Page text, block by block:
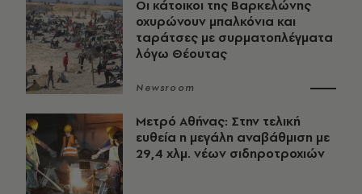
Οι κάτοικοι της Βαρκελώνης
οχυρώνουν μπαλκόνια και
ταράτσες με συρματοπλέγματα
λόγω Θέουτας
Newsroom
Μετρό Αθήνας: Στην τελική
ευθεία η μεγάλη αναβάθμιση με
29,4 χλμ. νέων σιδηροτροχιών